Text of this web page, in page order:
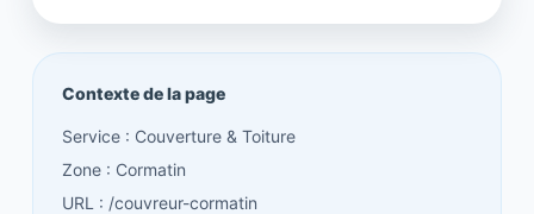
Contexte de la page
Service : Couverture & Toiture
Zone : Cormatin
URL : /couvreur-cormatin